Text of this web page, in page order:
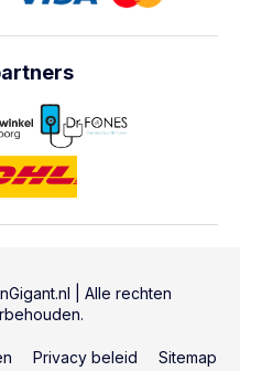
| Alle rechten
Privacy beleid Sitemap